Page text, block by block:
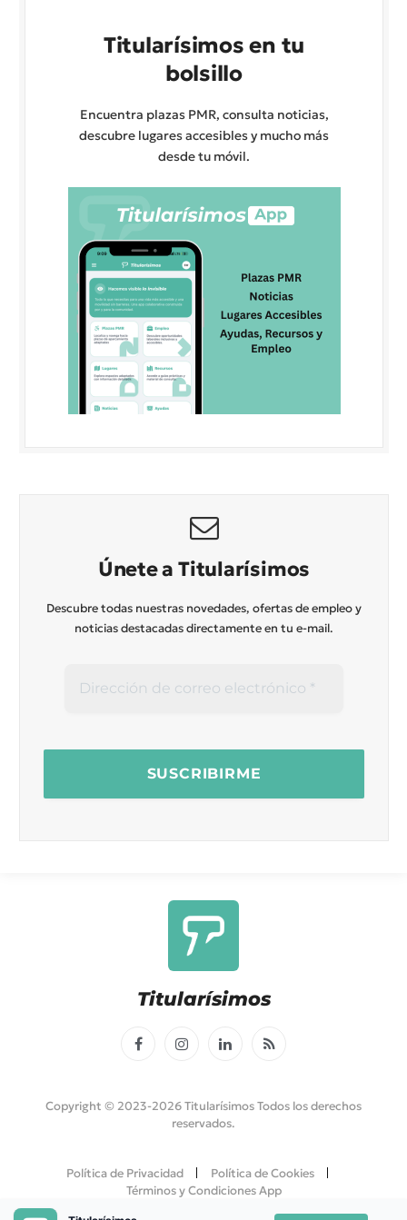
Titularísimos en tu
bolsillo
Encuentra plazas PMR, consulta noticias,
descubre lugares accesibles y mucho más
desde tu móvil.
Únete a Titularísimos
Descubre todas nuestras novedades, ofertas de empleo y
noticias destacadas directamente en tu e-mail.
Titularísimos
FacebookInstagramLinkedInRSS
Copyright © 2023-2026 Titularísimos Todos los derechos
reservados.
Política de Privacidad
Política de Cookies
Términos y Condiciones App